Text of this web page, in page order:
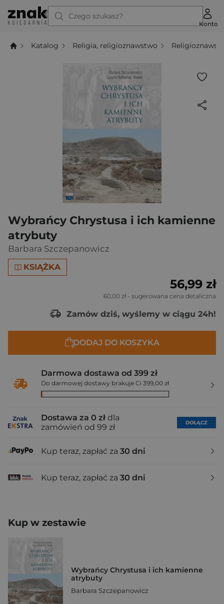
Czego szukasz?
Konto
Katalog Religia, religioznawstwo
Wybrańcy Chrystusa i ich kamienne
atrybuty
Barbara Szczepanowicz
KSIĄŻKA
56,99 zł
60,00 zł - sugerowana cena detaliczna
Zamów dziś, wyślemy w ciągu 24h!
DODAJ DO KOSZYKA
Darmowa dostawa od 399 zł
Do darmowej dostawy brakuje Ci 399,00 zł
Dostawa za 0 zł dla
zamówień od 99 zł
DOŁĄCZ
Kup teraz, zapłać za 30 dni
Kup teraz, zapłać za 30 dni
Kup w zestawie
Wybrańcy Chrystusa i ich kamienne
atrybuty
Barbara Szczepanowicz